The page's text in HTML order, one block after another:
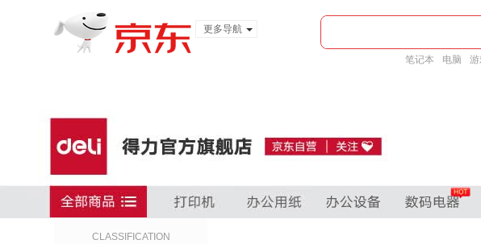
更多导航
笔记本 电脑 游
CLASSIFICATION